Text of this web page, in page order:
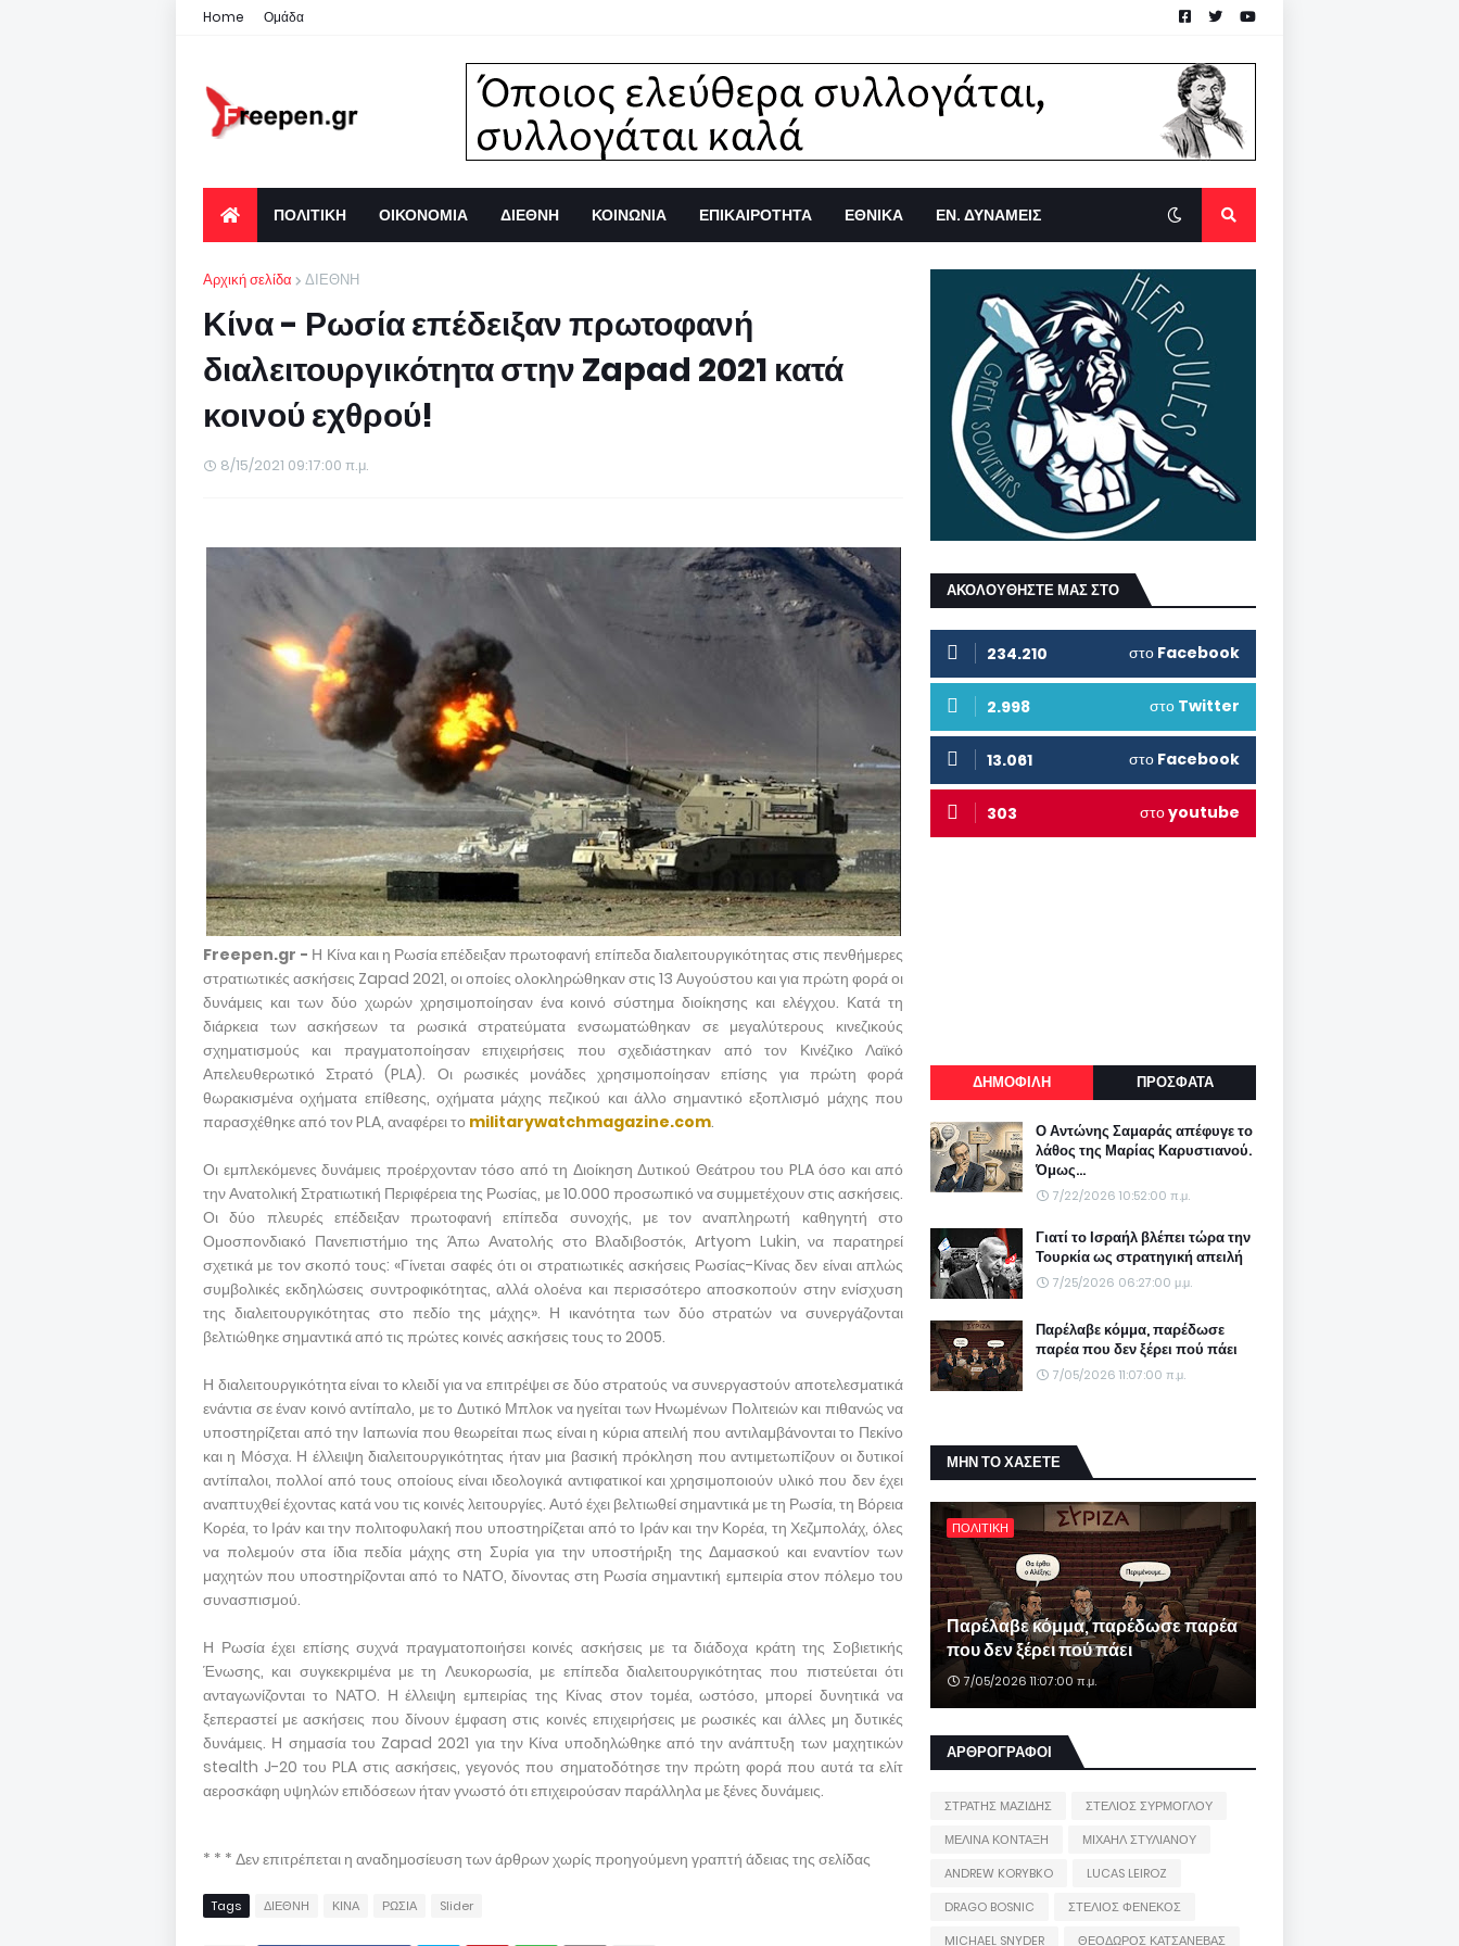
Home Ομάδα
ΠΟΛΙΤΙΚΗ ΟΙΚΟΝΟΜΙΑ ΔΙΕΘΝΗ ΚΟΙΝΩΝΙΑ ΕΠΙΚΑΙΡΟΤΗΤΑ ΕΘΝΙΚΑ ΕΝ. ΔΥΝΑΜΕΙΣ
Αρχική σελίδα ΔΙΕΘΝΗ
Κίνα - Ρωσία επέδειξαν πρωτοφανή
διαλειτουργικότητα στην Zapad 2021 κατά
κοινού εχθρού!
8/15/2021 09:17:00 π.μ.
Freepen.gr - Η Κίνα και η Ρωσία επέδειξαν πρωτοφανή επίπεδα διαλειτουργικότητας στις πενθήμερες
στρατιωτικές ασκήσεις Zapad 2021, οι οποίες ολοκληρώθηκαν στις 13 Αυγούστου και για πρώτη φορά οι
δυνάμεις και των δύο χωρών χρησιμοποίησαν ένα κοινό σύστημα διοίκησης και ελέγχου. Κατά τη
διάρκεια των ασκήσεων τα ρωσικά στρατεύματα ενσωματώθηκαν σε μεγαλύτερους κινεζικούς
σχηματισμούς και πραγματοποίησαν επιχειρήσεις που σχεδιάστηκαν από τον Κινέζικο Λαϊκό
Απελευθερωτικό Στρατό (PLA). Οι ρωσικές μονάδες χρησιμοποίησαν επίσης για πρώτη φορά
θωρακισμένα οχήματα επίθεσης, οχήματα μάχης πεζικού και άλλο σημαντικό εξοπλισμό μάχης που
παρασχέθηκε από τον PLA, αναφέρει το militarywatchmagazine.com.
Οι εμπλεκόμενες δυνάμεις προέρχονταν τόσο από τη Διοίκηση Δυτικού Θεάτρου του PLA όσο και από
την Ανατολική Στρατιωτική Περιφέρεια της Ρωσίας, με 10.000 προσωπικό να συμμετέχουν στις ασκήσεις.
Οι δύο πλευρές επέδειξαν πρωτοφανή επίπεδα συνοχής, με τον αναπληρωτή καθηγητή στο
Ομοσπονδιακό Πανεπιστήμιο της Άπω Ανατολής στο Βλαδιβοστόκ, Artyom Lukin, να παρατηρεί
σχετικά με τον σκοπό τους: «Γίνεται σαφές ότι οι στρατιωτικές ασκήσεις Ρωσίας-Κίνας δεν είναι απλώς
συμβολικές εκδηλώσεις συντροφικότητας, αλλά ολοένα και περισσότερο αποσκοπούν στην ενίσχυση
της διαλειτουργικότητας στο πεδίο της μάχης». Η ικανότητα των δύο στρατών να συνεργάζονται
βελτιώθηκε σημαντικά από τις πρώτες κοινές ασκήσεις τους το 2005.
Η διαλειτουργικότητα είναι το κλειδί για να επιτρέψει σε δύο στρατούς να συνεργαστούν αποτελεσματικά
ενάντια σε έναν κοινό αντίπαλο, με το Δυτικό Μπλοκ να ηγείται των Ηνωμένων Πολιτειών και πιθανώς να
υποστηρίζεται από την Ιαπωνία που θεωρείται πως είναι η κύρια απειλή που αντιλαμβάνονται το Πεκίνο
και η Μόσχα. Η έλλειψη διαλειτουργικότητας ήταν μια βασική πρόκληση που αντιμετωπίζουν οι δυτικοί
αντίπαλοι, πολλοί από τους οποίους είναι ιδεολογικά αντιφατικοί και χρησιμοποιούν υλικό που δεν έχει
αναπτυχθεί έχοντας κατά νου τις κοινές λειτουργίες. Αυτό έχει βελτιωθεί σημαντικά με τη Ρωσία, τη Βόρεια
Κορέα, το Ιράν και την πολιτοφυλακή που υποστηρίζεται από το Ιράν και την Κορέα, τη Χεζμπολάχ, όλες
να πολεμούν στα ίδια πεδία μάχης στη Συρία για την υποστήριξη της Δαμασκού και εναντίον των
μαχητών που υποστηρίζονται από το ΝΑΤΟ, δίνοντας στη Ρωσία σημαντική εμπειρία στον πόλεμο του
συνασπισμού.
Η Ρωσία έχει επίσης συχνά πραγματοποιήσει κοινές ασκήσεις με τα διάδοχα κράτη της Σοβιετικής
Ένωσης, και συγκεκριμένα με τη Λευκορωσία, με επίπεδα διαλειτουργικότητας που πιστεύεται ότι
ανταγωνίζονται το ΝΑΤΟ. Η έλλειψη εμπειρίας της Κίνας στον τομέα, ωστόσο, μπορεί δυνητικά να
ξεπεραστεί με ασκήσεις που δίνουν έμφαση στις κοινές επιχειρήσεις με ρωσικές και άλλες μη δυτικές
δυνάμεις. Η σημασία του Zapad 2021 για την Κίνα υποδηλώθηκε από την ανάπτυξη των μαχητικών
stealth J-20 του PLA στις ασκήσεις, γεγονός που σηματοδότησε την πρώτη φορά που αυτά τα ελίτ
αεροσκάφη υψηλών επιδόσεων ήταν γνωστό ότι επιχειρούσαν παράλληλα με ξένες δυνάμεις.
* * * Δεν επιτρέπεται η αναδημοσίευση των άρθρων χωρίς προηγούμενη γραπτή άδειας της σελίδας
Tags ΔΙΕΘΝΗ ΚΙΝΑ ΡΩΣΙΑ Slider
ΑΚΟΛΟΥΘΗΣΤΕ ΜΑΣ ΣΤΟ
234.210 στο Facebook
2.998 στο Twitter
13.061 στο Facebook
303 στοyoutube
ΔΗΜΟΦΙΛΗ ΠΡΟΣΦΑΤΑ
Ο Αντώνης Σαμαράς απέφυγε το
λάθος της Μαρίας Καρυστιανού.
Όμως...
7/22/2026 10:52:00 π.μ.
Γιατί το Ισραήλ βλέπει τώρα την
Τουρκία ως στρατηγική απειλή
7/25/2026 06:27:00 μ.μ.
Παρέλαβε κόμμα, παρέδωσε
παρέα που δεν ξέρει πού πάει
7/05/2026 11:07:00 π.μ.
ΜΗΝ ΤΟ ΧΑΣΕΤΕ
ΠΟΛΙΤΙΚΗ
Παρέλαβε κόμμα, παρέδωσε παρέα
που δεν ξέρει πού πάει
7/05/2026 11:07:00 π.μ.
ΑΡΘΡΟΓΡΑΦΟΙ
ΣΤΡΑΤΗΣ ΜΑΖΙΔΗΣ
ΣΤΕΛΙΟΣ ΣΥΡΜΟΓΛΟΥ
ΜΕΛΙΝΑ ΚΟΝΤΑΞΗ
ΜΙΧΑΗΛ ΣΤΥΛΙΑΝΟΥ
ANDREW KORYBKO
LUCAS LEIROZ
DRAGO BOSNIC
ΣΤΕΛΙΟΣ ΦΕΝΕΚΟΣ
MICHAEL SNYDER
ΘΕΟΔΩΡΟΣ ΚΑΤΣΑΝΕΒΑΣ